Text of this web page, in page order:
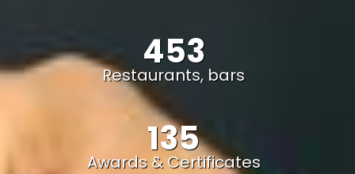
453
Restaurants, bars
135
Awards & Certificates